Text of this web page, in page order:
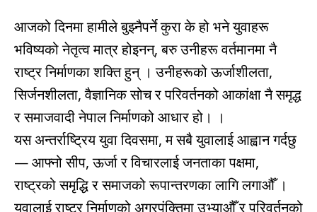
आजको दिनमा हामीले बुझ्नैपर्ने कुरा के हो भने युवाहरू
भविष्यको नेतृत्व मात्र होइनन्, बरु उनीहरू वर्तमानमा नै
राष्ट्र निर्माणका शक्ति हुन् । उनीहरूको ऊर्जाशीलता,
सिर्जनशीलता, वैज्ञानिक सोच र परिवर्तनको आकांक्षा नै समृद्ध
र समाजवादी नेपाल निर्माणको आधार हो। ।
यस अन्तर्राष्ट्रिय युवा दिवसमा, म सबै युवालाई आह्वान गर्दछु
— आफ्नो सीप, ऊर्जा र विचारलाई जनताका पक्षमा,
राष्ट्रको समृद्धि र समाजको रूपान्तरणका लागि लगाऔँ ।
युवालाई राष्ट्र निर्माणको अग्रपंक्तिमा उभ्याऔँ र परिवर्तनको